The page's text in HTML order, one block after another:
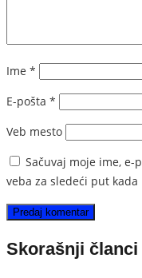
Ime *
E-pošta *
Veb mesto
Sačuvaj moje ime, e-
veba za sledeći put
Skorašnji članci